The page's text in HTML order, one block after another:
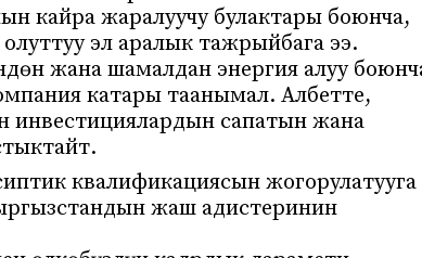
кайра жаралуучу булактары боюнча,
эл аралык тажрыйбага ээ.
жана шамалдан энергия алуу
катары таанымал. Албетте,
сапатын жана
квалификациясын жогорулатууга
жаш адистеринин